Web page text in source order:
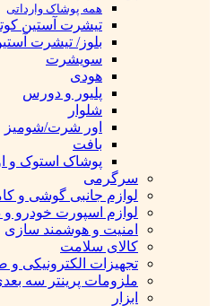
همه پوشاک وارداتی
تیشرت آستین
بلوز/ تیشرت
سویشرت
هودی
پلیور و دورس
شلوار
اور شرت/شومیز
بافت
پوشاک استوک و
سرگرمی
لوازم جانبی گوشی و
لوازم اسپورت خودرو
امنیت و هوشمند سازی
کالای سلامت
تجهیزات الکترونیکی و
ملزومات پرینتر سه
ابزار